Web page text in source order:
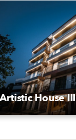
Artistic House III